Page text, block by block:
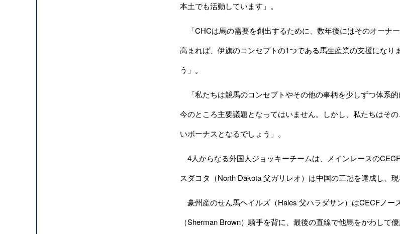
本土でも活動しています」。
「CHCは馬の需要を創出するために、数年後にはそのオーナ
高まれば、伊旗のコンセプトの1つである馬生産業の支援にな
う」。
「私たちは競馬のコンセプトやその他の事柄を少しずつ体系
今のところ主要議題となってはいません。しかし、私たちはそ
いボーナスとなるでしょう」。
4人からなる外国人ジョッキーチームは、メインレースの
スダコタ（North Dakota 父ガリレオ）は中国の三冠を達成し、
豪州産のせん馬ヘイルズ（Hales 父ハラダサン）はCECFノ
（Sherman Brown）騎手を背に、最後の直線で他馬をかわし